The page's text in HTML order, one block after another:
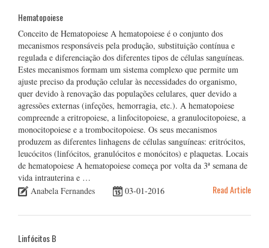
Hematopoiese
Conceito de Hematopoiese A hematopoiese é o conjunto dos
mecanismos responsáveis pela produção, substituição contínua e
regulada e diferenciação dos diferentes tipos de células sanguíneas.
Estes mecanismos formam um sistema complexo que permite um
ajuste preciso da produção celular às necessidades do organismo,
quer devido à renovação das populações celulares, quer devido a
agressões externas (infeções, hemorragia, etc.). A hematopoiese
compreende a eritropoiese, a linfocitopoiese, a granulocitopoiese, a
monocitopoiese e a trombocitopoiese. Os seus mecanismos
produzem as diferentes linhagens de células sanguíneas: eritrócitos,
leucócitos (linfócitos, granulócitos e monócitos) e plaquetas. Locais
de hematopoiese A hematopoiese começa por volta da 3ª semana de
vida intrauterina e …
Anabela Fernandes
03-01-2016 Read Article
Linfócitos B